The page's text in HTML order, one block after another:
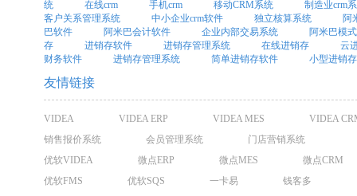
统
在线crm 手机crm 移动CRM系统
制造业crm
客户关系管理系统
中小企业crm软件 独立核算系统
阿
巴软件
阿米巴会计软件 企业内部交易系统
阿米巴模
存
进销存软件 进销存管理系统 在线进销存
云
财务软件
进销存管理系统 简单进销存软件 小型进销
友情链接
VIDEA VIDEA ERP VIDEA MES
VIDEA
销售报价系统
会员管理系统
门店营销系统
优软VIDEA
微点ERP 微点MES
微点CRM
优软FMS
优软SQS 一卡易 钱客多